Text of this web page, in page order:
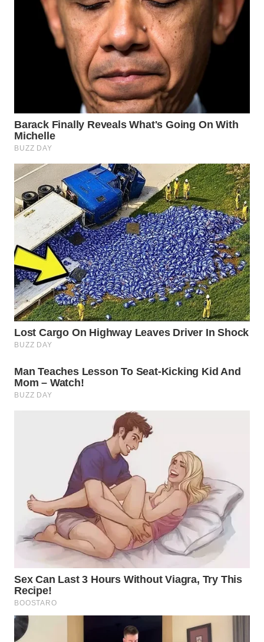
WN
INDRAMAYU
KUNINGAN
WN
MAJALENGKA
WN
SUBANG
WN
SUKABUMI
WN
PURWAKARTA
WN
PRIANGAN
SOLO
WN
BOROBUDUR
WN
MADURA
SURABAYA